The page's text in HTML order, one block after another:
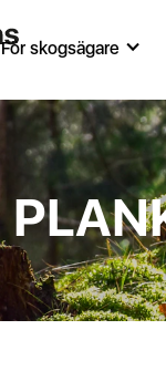
För skogsägare